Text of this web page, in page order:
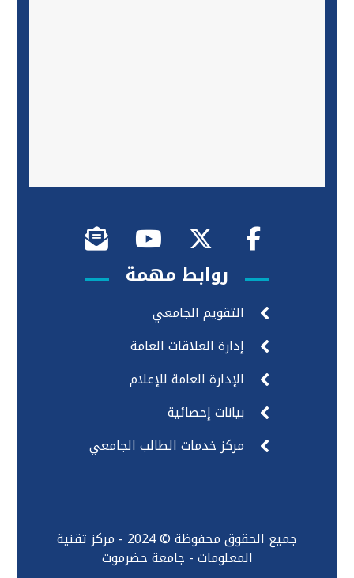
روابط مهمة
التقويم الجامعي
إدارة العلاقات العامة
الإدارة العامة للإعلام
بيانات إحصائية
مركز خدمات الطالب الجامعي
جميع الحقوق محفوظة © 2024 - مركز تقنية
المعلومات - جامعة حضرموت